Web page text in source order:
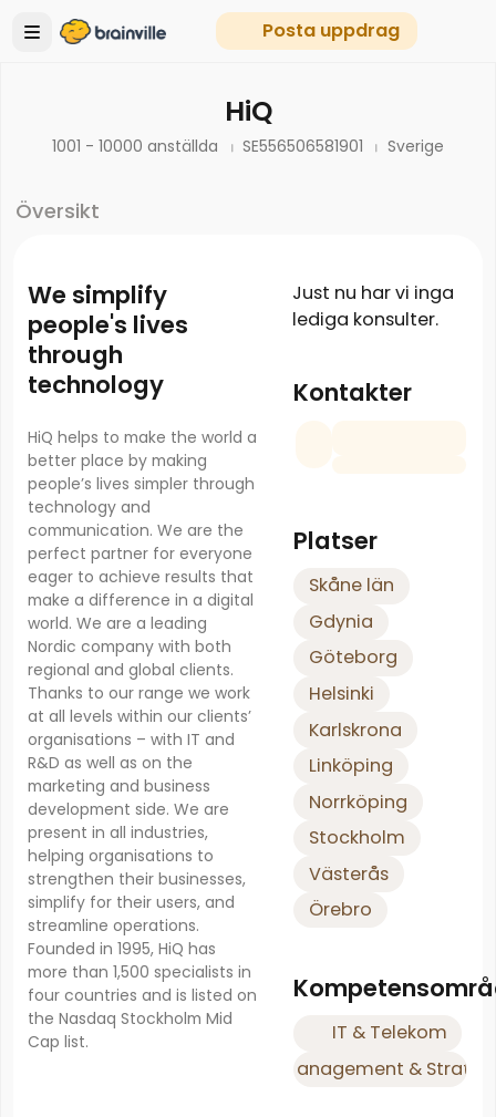
Posta uppdrag
HiQ
1001 - 10000 anställda SE556506581901 Sverige
Översikt
We simplify
people's lives
through
technology
HiQ helps to make the world a
better place by making
people’s lives simpler through
technology and
communication. We are the
perfect partner for everyone
eager to achieve results that
make a difference in a digital
world. We are a leading
Nordic company with both
regional and global clients.
Thanks to our range we work
at all levels within our clients’
organisations – with IT and
R&D as well as on the
marketing and business
development side. We are
present in all industries,
helping organisations to
strengthen their businesses,
simplify for their users, and
streamline operations.
Founded in 1995, HiQ has
more than 1,500 specialists in
four countries and is listed on
the Nasdaq Stockholm Mid
Cap list.
Just nu har vi inga
lediga konsulter.
Kontakter
Platser
Skåne län
Gdynia
Göteborg
Helsinki
Karlskrona
Linköping
Norrköping
Stockholm
Västerås
Örebro
IT & Telekom
Management &